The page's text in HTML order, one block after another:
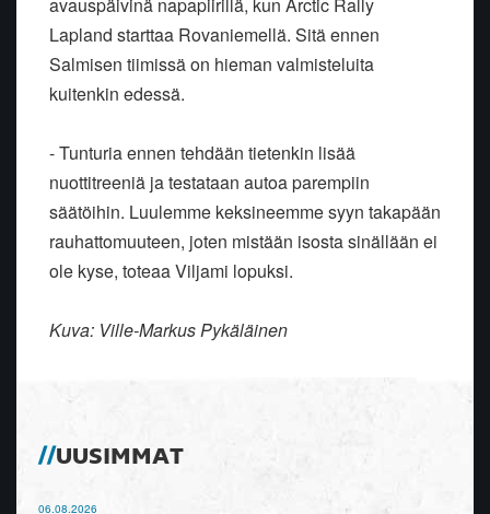
avauspäivinä napapiirillä, kun Arctic Rally
Lapland starttaa Rovaniemellä. Sitä ennen
Salmisen tiimissä on hieman valmisteluita
kuitenkin edessä.
- Tunturia ennen tehdään tietenkin lisää
nuottitreeniä ja testataan autoa parempiin
säätöihin. Luulemme keksineemme syyn takapään
rauhattomuuteen, joten mistään isosta sinällään ei
ole kyse, toteaa Viljami lopuksi.
Kuva: Ville-Markus Pykäläinen
UUSIMMAT
06.08.2026